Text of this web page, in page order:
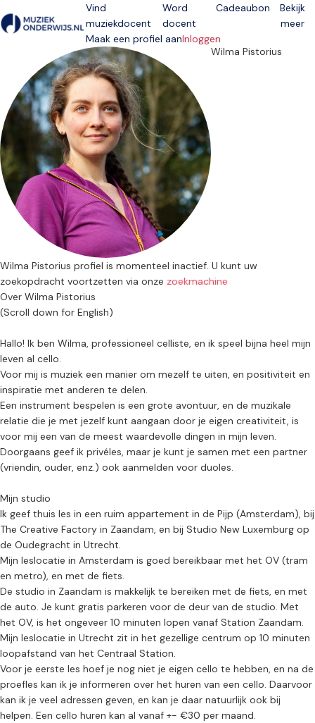
Open menu
Vind
muziekdocent
Word
docent
Cadeaubon
Bekijk
meer
Maak een profiel aanInloggen
Wilma Pistorius
Wilma Pistorius profiel is momenteel inactief. U kunt uw
zoekopdracht voortzetten via onze zoekmachine
Over Wilma Pistorius
(Scroll down for English)
Hallo! Ik ben Wilma, professioneel celliste, en ik speel bijna heel mijn
leven al cello.
Voor mij is muziek een manier om mezelf te uiten, en positiviteit en
inspiratie met anderen te delen.
Een instrument bespelen is een grote avontuur, en de muzikale
relatie die je met jezelf kunt aangaan door je eigen creativiteit, is
voor mij een van de meest waardevolle dingen in mijn leven.
Doorgaans geef ik privéles, maar je kunt je samen met een partner
(vriendin, ouder, enz.) ook aanmelden voor duoles.
Mijn studio
Ik geef thuis les in een ruim appartement in de Pijp (Amsterdam), bij
The Creative Factory in Zaandam, en bij Studio New Luxemburg op
de Oudegracht in Utrecht.
Mijn leslocatie in Amsterdam is goed bereikbaar met het OV (tram
en metro), en met de fiets.
De studio in Zaandam is makkelijk te bereiken met de fiets, en met
de auto. Je kunt gratis parkeren voor de deur van de studio. Met
het OV, is het ongeveer 10 minuten lopen vanaf Station Zaandam.
Mijn leslocatie in Utrecht zit in het gezellige centrum op 10 minuten
loopafstand van het Centraal Station.
Voor je eerste les hoef je nog niet je eigen cello te hebben, en na de
proefles kan ik je informeren over het huren van een cello. Daarvoor
kan ik je veel adressen geven, en kan je daar natuurlijk ook bij
helpen. Een cello huren kan al vanaf +- €30 per maand.